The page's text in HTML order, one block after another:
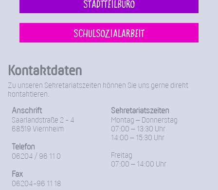
Stadtteilbüro
Schulsozialarbeit
Kontaktdaten
Zu unseren Sekretariatszeiten können Sie uns gerne direkt
kontaktieren.
Anschrift
Saarlandstraße 2 - 4
68519 Viernheim
Telefon
06204 / 96 11 0
Fax
06204-96 11 18
Sekretariatszeiten
Montag – Donnerstag
07:00 – 13:30 Uhr
14:00 – 15:30 Uhr
Freitag
07:00 – 14:00 Uhr